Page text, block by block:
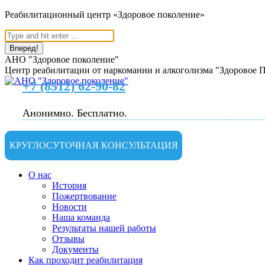
Перейти
содержанию
Реабилитационный центр «Здоровое поколение»
Поиск:
АНО "Здоровое поколение"
Центр реабилитации от наркомании и алкоголизма "Здоровое
+7 (8512) 62-90-82
Анонимно. Бесплатно.
КРУГЛОСУТОЧНАЯ КОНСУЛЬТАЦИЯ
О нас
История
Пожертвование
Новости
Наша команда
Результаты нашей работы
Отзывы
Документы
Как проходит реабилитация